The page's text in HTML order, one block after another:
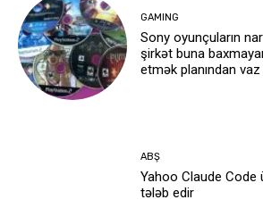
GAMING
Sony oyunçuların
şirkət buna
etmək planından
ABŞ
Yahoo Claude Code
tələb edir